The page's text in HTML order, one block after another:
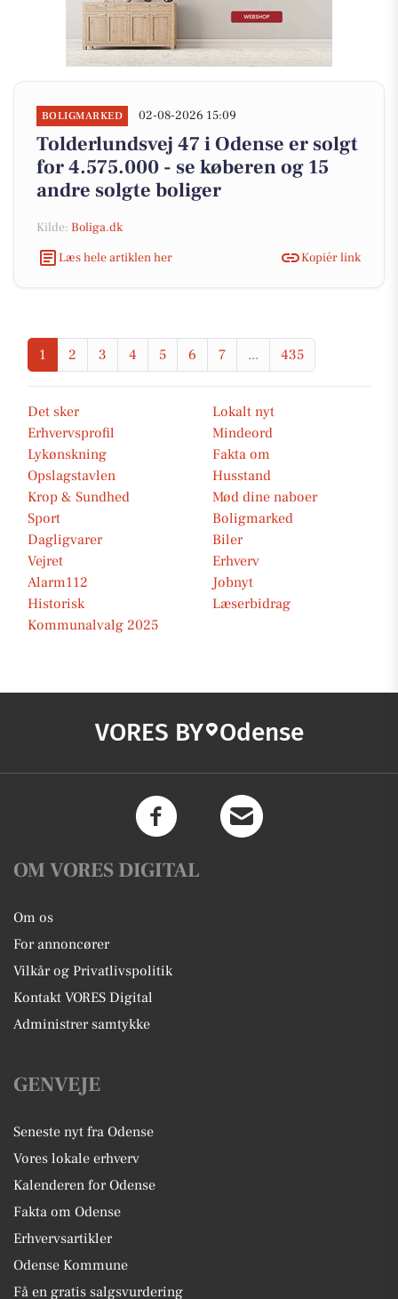
BOLIGMARKED 02-08-2026 15:09
Tolderlundsvej 47 i Odense er solgt
for 4.575.000 - se køberen og 15
andre solgte boliger
Kilde: Boliga.dk
Læs hele artiklen her
Kopiér link
1 2 3 4 5 6 7 ... 435
Det sker
Lokalt nyt
Erhvervsprofil
Mindeord
Lykønskning
Fakta om
Opslagstavlen
Husstand
Krop & Sundhed
Mød dine naboer
Sport
Boligmarked
Dagligvarer
Biler
Vejret
Erhverv
Alarm112
Jobnyt
Historisk
Læserbidrag
Kommunalvalg 2025
VORES BY Odense
OM VORES DIGITAL
Om os
For annoncører
Vilkår og Privatlivspolitik
Kontakt VORES Digital
Administrer samtykke
GENVEJE
Seneste nyt fra Odense
Vores lokale erhverv
Kalenderen for Odense
Fakta om Odense
Erhvervsartikler
Odense Kommune
Få en gratis salgsvurdering